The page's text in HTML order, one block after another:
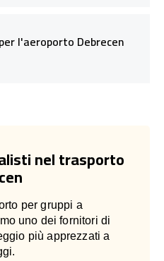
l'aeroporto Debrecen
nel trasporto
per gruppi a
uno dei fornitori di
più apprezzati a